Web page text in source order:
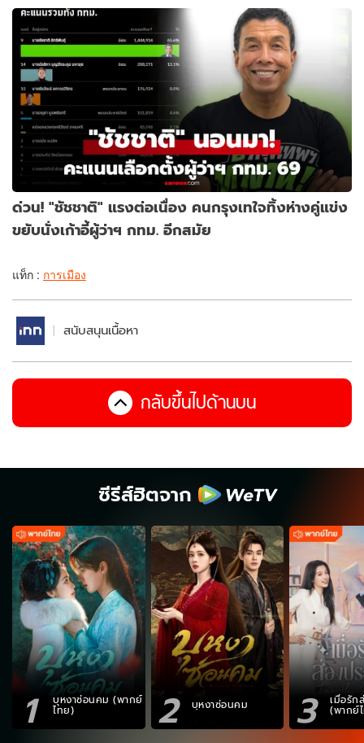
ด่วน! "ชัชชาติ" แรงต่อเนื่อง คนกรุงเทใจทิ้งห่างคู่แข่ง
ขยับนั่งเก้าอี้ผู้ว่าฯ กทม. อีกสมัย
แท็ก : การเมือง
สนับสนุนเนื้อหา
กลับขึ้นไปด้านบน
ซีรีส์ฮิตจาก
1 บุหงาซ่อนคม (พากย์
ไทย) 2 บุหงาซ่อนคม 3 เมื่อรัก
(พากย์